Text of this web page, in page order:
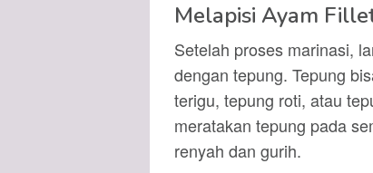
Melapisi Ayam
Setelah proses marinasi,
dengan tepung. Tepung
terigu, tepung roti, atau
meratakan tepung pada
renyah dan gurih.